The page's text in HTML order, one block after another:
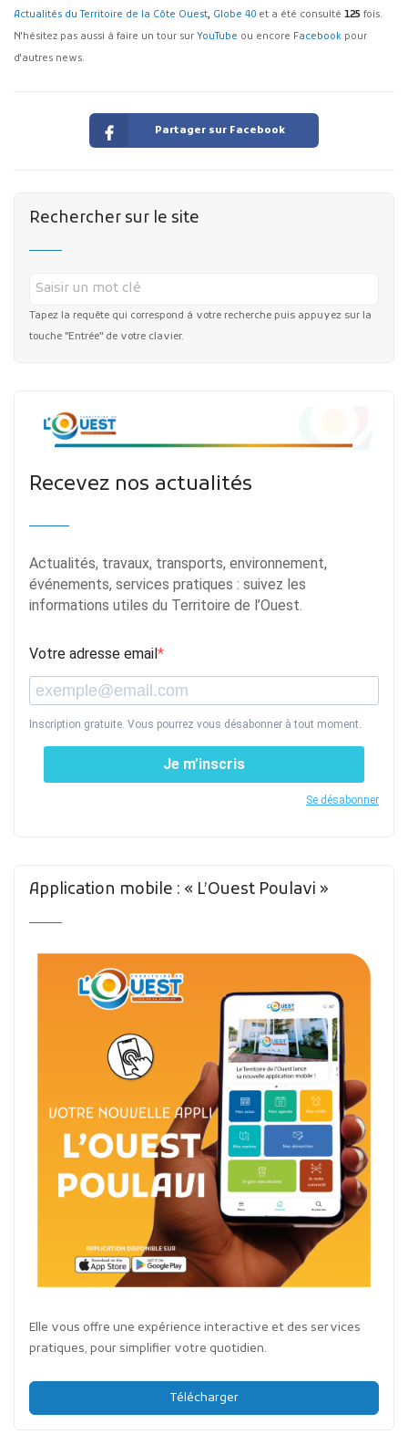
Actualités du Territoire de la Côte Ouest, Globe 40 et a été consulté 125 fois.
N'hésitez pas aussi à faire un tour sur YouTube ou encore Facebook pour
d'autres news.
Partager sur Facebook
Rechercher sur le site
Tapez la requête qui correspond à votre recherche puis appuyez sur la
touche "Entrée" de votre clavier.
Recevez nos actualités
Actualités, travaux, transports, environnement,
événements, services pratiques : suivez les
informations utiles du Territoire de l’Ouest.
Votre adresse email
Inscription gratuite. Vous pourrez vous désabonner à tout moment.
Je m’inscris
Se désabonner
Application mobile : « L’Ouest Poulavi »
Elle vous offre une expérience interactive et des services
pratiques, pour simplifier votre quotidien.
Télécharger